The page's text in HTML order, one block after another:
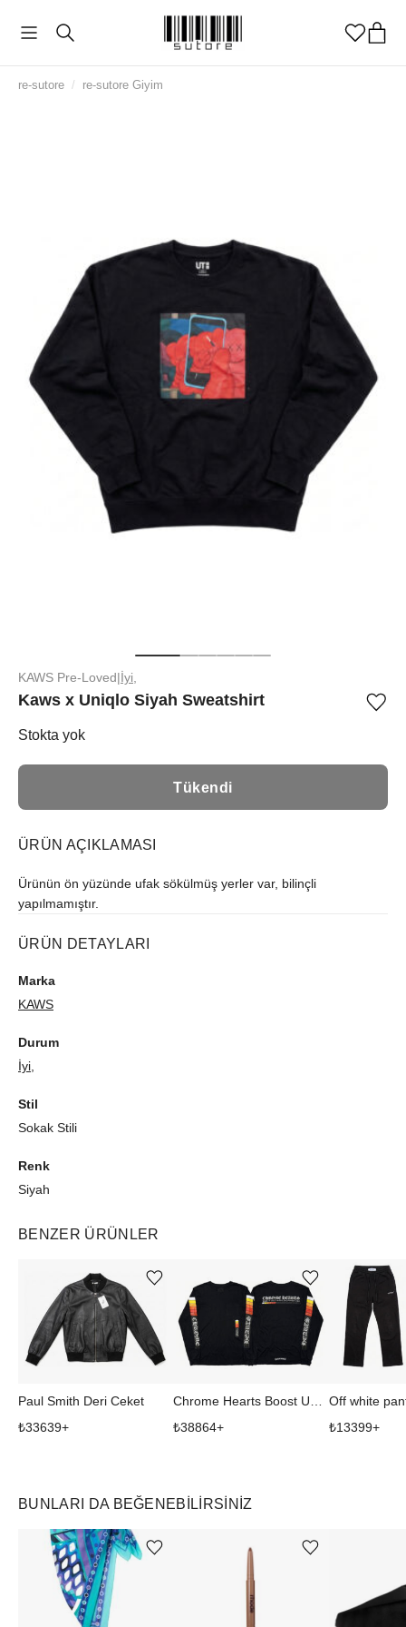
re-sutore / re-sutore Giyim
KAWS Pre-Loved İyi,
Kaws x Uniqlo Siyah Sweatshirt
Stokta yok
Tükendi
ÜRÜN AÇIKLAMASI
Ürünün ön yüzünde ufak sökülmüş yerler var, bilinçli
yapılmamıştır.
ÜRÜN DETAYLARI
Marka
KAWS
Durum
İyi,
Stil
Sokak Stili
Renk
Siyah
BENZER ÜRÜNLER
Paul Smith Deri Ceket
₺33639+
Ürünü istek listesine ekle veya listeden çıkar
Chrome Hearts Boost Uzun Kollu Tişört
₺38864+
Ürünü istek listesine ekle veya listeden çıkar
Off white
₺13399+
BUNLARI DA BEĞENEBILIRSINIZ
Ürünü istek listesine ekle veya listeden çıkar Ürünü istek listesine ekle veya listeden çıkar